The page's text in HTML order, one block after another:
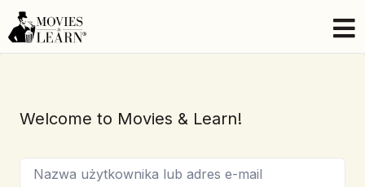
Welcome to Movies & Learn!